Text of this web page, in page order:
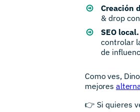
Creación
& drop
SEO local.
controlar
de
Como ves,
mejores
👉 Si quieres